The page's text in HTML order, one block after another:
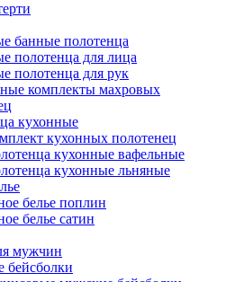
банные полотенца
полотенца для лица
полотенца для рук
комплекты махровых
кухонные
кухонных полотенец
кухонные вафельные
кухонные льняные
белье поплин
белье сатин
мужчин
бейсболки